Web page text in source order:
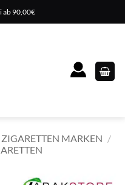
ab 90,00€
ZIGARETTEN MARKEN /